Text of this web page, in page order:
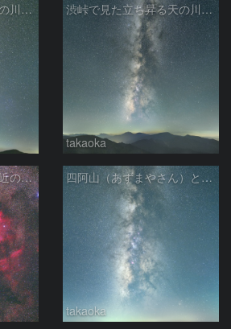
ほぼ垂直に立ち昇る天の川銀河 渋峠で見た立ち昇る天の川銀河
takaoka
はくちょう座デネブ付近の空域 260720 四阿山（あずまやさん）と立ち昇る夏の銀河
takaoka